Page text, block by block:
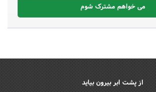
می خواهم مشترک شوم
از پشت ابر بیرون بیاید